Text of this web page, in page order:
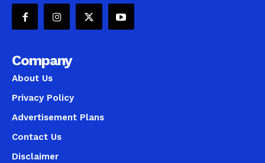
Company
About Us
Privacy Policy
Advertisement Plans
Contact Us
Disclaimer